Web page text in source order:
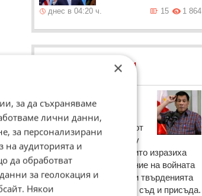
днес в 04:20 ч.
1 864
15
ЛОВЦИ НА БИСЕРИ
Така президентът на
Филипините се защити от
критиките, отправени му
от Западните нации, които изразиха
загриженост по отношение на войната
му срещу наркотиците и твърденията
за масови убийства без съд и присъда.
×
за да съхраняваме
лични данни,
за персонализирани
аудиторията и
да обработват
за геолокация и
Някои